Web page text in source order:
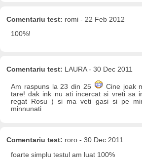
Comentariu test: romi - 22 Feb 2012
100%!
Comentariu test: LAURA - 30 Dec 2011
Am raspuns la 23 din 25
Cine joak
tare! dak ink nu ati incercat si vreti sa
regat Rosu ) si ma veti gasi si pe
minnunati
Comentariu test: roro - 30 Dec 2011
foarte simplu testul am luat 100%